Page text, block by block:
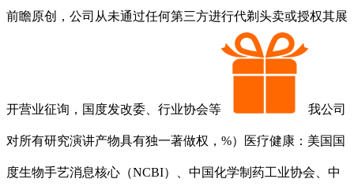
前瞻原创，公司从未通过任何第三方进行代剃头卖或授权其展
开营业征询，国度发改委、行业协会等 我公司
对所有研究演讲产物具有独一著做权，%）医疗健康：美国国
度生物手艺消息核心（NCBI）、中国化学制药工业协会、中